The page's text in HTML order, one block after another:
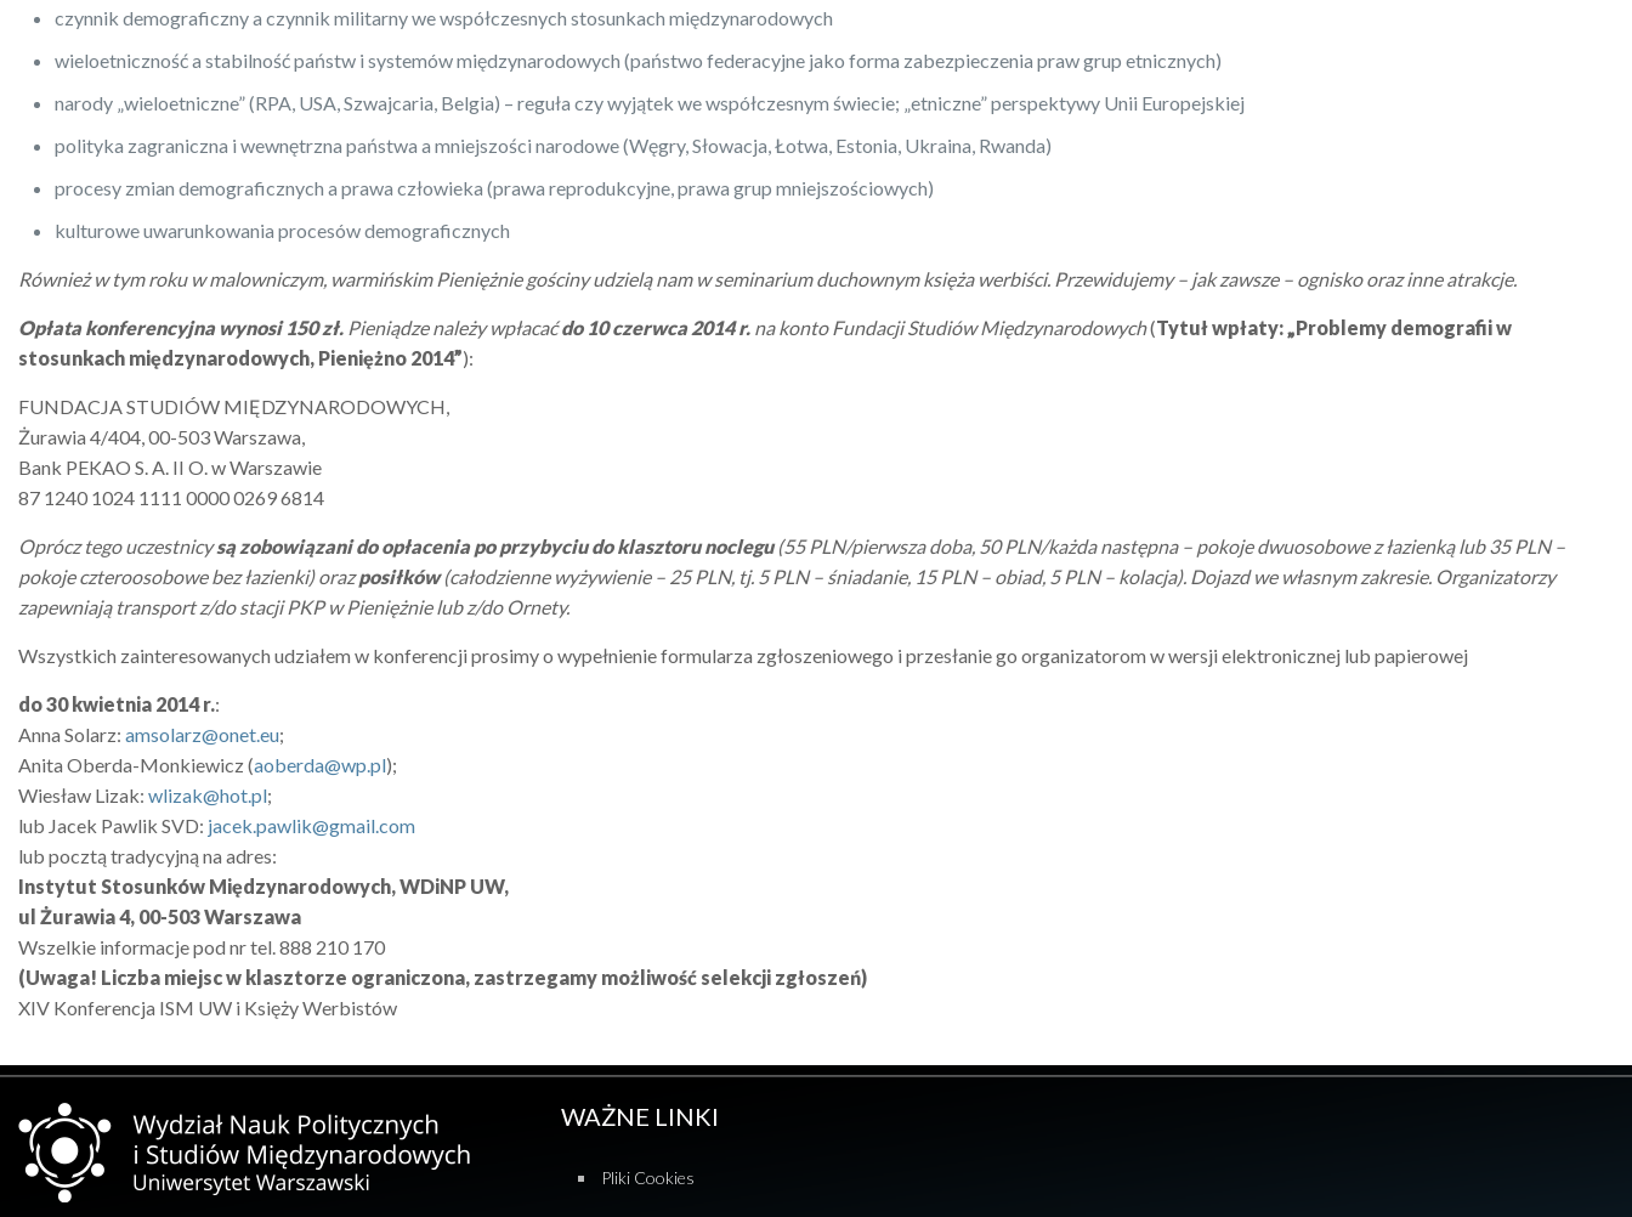
czynnik demograficzny a czynnik militarny we współczesnych stosunkach międzynarodowych
wieloetniczność a stabilność państw i systemów międzynarodowych (państwo federacyjne jako forma zabezpieczenia praw grup etnicznych)
narody „wieloetniczne” (RPA, USA, Szwajcaria, Belgia) – reguła czy wyjątek we współczesnym świecie; „etniczne” perspektywy Unii Europejskiej
polityka zagraniczna i wewnętrzna państwa a mniejszości narodowe (Węgry, Słowacja, Łotwa, Estonia, Ukraina, Rwanda)
procesy zmian demograficznych a prawa człowieka (prawa reprodukcyjne, prawa grup mniejszościowych)
kulturowe uwarunkowania procesów demograficznych
Również w tym roku w malowniczym, warmińskim Pieniężnie gościny udzielą nam w seminarium duchownym księża werbiści. Przewidujemy – jak zawsze – ognisko oraz inne atrakcje.
Opłata konferencyjna wynosi 150 zł. Pieniądze należy wpłacaćdo 10 czerwca 2014 r. na konto Fundacji Studiów Międzynarodowych(Tytuł wpłaty: „Problemy demografii w
stosunkach międzynarodowych, Pieniężno 2014”):
FUNDACJA STUDIÓW MIĘDZYNARODOWYCH,
Żurawia 4/404, 00-503 Warszawa,
Bank PEKAO S. A. II O. w Warszawie
87 1240 1024 1111 0000 0269 6814
Oprócz tego uczestnicysą zobowiązani do opłacenia po przybyciu do klasztorunoclegu(55 PLN/pierwsza doba, 50 PLN/każda następna – pokoje dwuosobowe z łazienką lub 35 PLN –
pokoje czteroosobowe bez łazienki) orazposiłków(całodzienne wyżywienie – 25 PLN, tj. 5 PLN – śniadanie, 15 PLN – obiad, 5 PLN – kolacja). Dojazd we własnym zakresie. Organizatorzy
zapewniają transport z/do stacji PKP w Pieniężnie lub z/do Ornety.
Wszystkich zainteresowanych udziałem w konferencji prosimy o wypełnienie formularza zgłoszeniowego i przesłanie go organizatorom w wersji elektronicznej lub papierowej
do 30 kwietnia 2014 r.:
Anna Solarz:amsolarz@onet.eu;
Anita Oberda-Monkiewicz (aoberda@wp.pl);
Wiesław Lizak:wlizak@hot.pl;
lub Jacek Pawlik SVD: jacek.pawlik@gmail.com
lub pocztą tradycyjną na adres:
Instytut Stosunków Międzynarodowych, WDiNP UW,
ul Żurawia 4, 00-503 Warszawa
Wszelkie informacje pod nr tel. 888 210 170
(Uwaga! Liczba miejsc w klasztorze ograniczona, zastrzegamy możliwość selekcji zgłoszeń)
XIV Konferencja ISM UW i Księży Werbistów
WAŻNE LINKI
Pliki Cookies